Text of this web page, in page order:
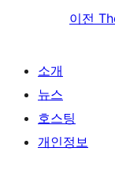
이전
소개
뉴스
호스팅
개인정보